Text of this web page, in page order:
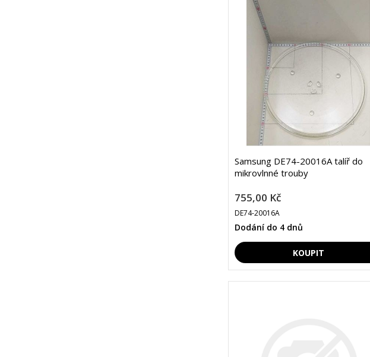
Samsung DE74-20016A talíř do
mikrovlnné trouby
755,00 Kč
DE74-20016A
Dodání do 4 dnů